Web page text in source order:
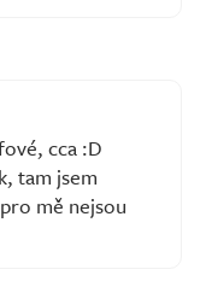
cca :D
tam jsem
mě nejsou